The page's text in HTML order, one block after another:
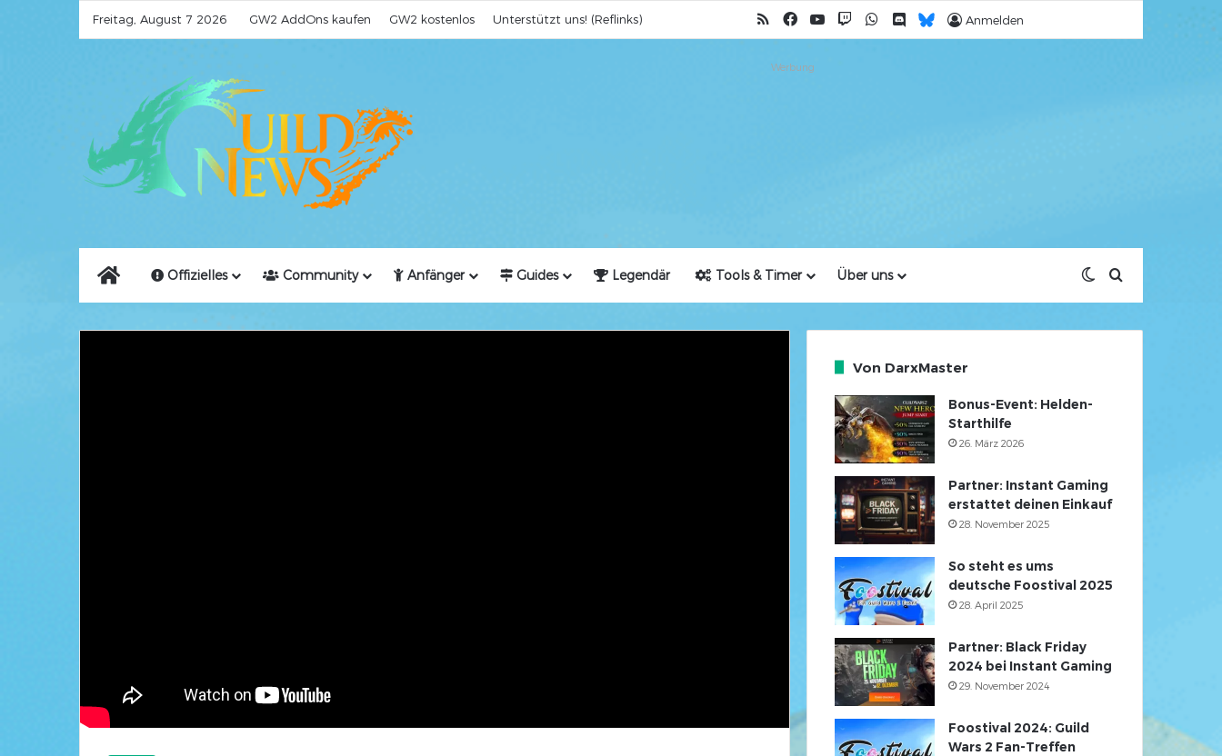
Freitag, August 7 2026 GW2 AddOns kaufen GW2 kostenlos Unterstützt uns! (Reflinks) RSSFacebook
YouTubeTwitchWhatsApp
DiscordBluesky
Anmelden
Werbung
Home Offizielles Community Anfänger Guides Legendär Tools & Timer Über uns Skin umschalten
Von DarxMaster
Bonus-Event: Helden-
Starthilfe
26. März 2026
Partner: Instant Gaming
erstattet deinen Einkauf
28. November 2025
So steht es ums
deutsche Foostival 2025
28. April 2025
Partner: Black Friday
2024 bei Instant Gaming
29. November 2024
Foostival 2024: Guild
Wars 2 Fan-Treffen